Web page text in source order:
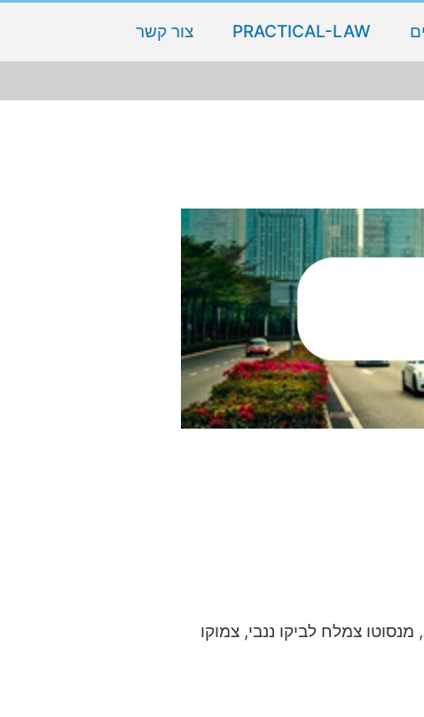
PRACTICAL-LAW צור קשר
צמלח לביקו ננבי, צמוקו